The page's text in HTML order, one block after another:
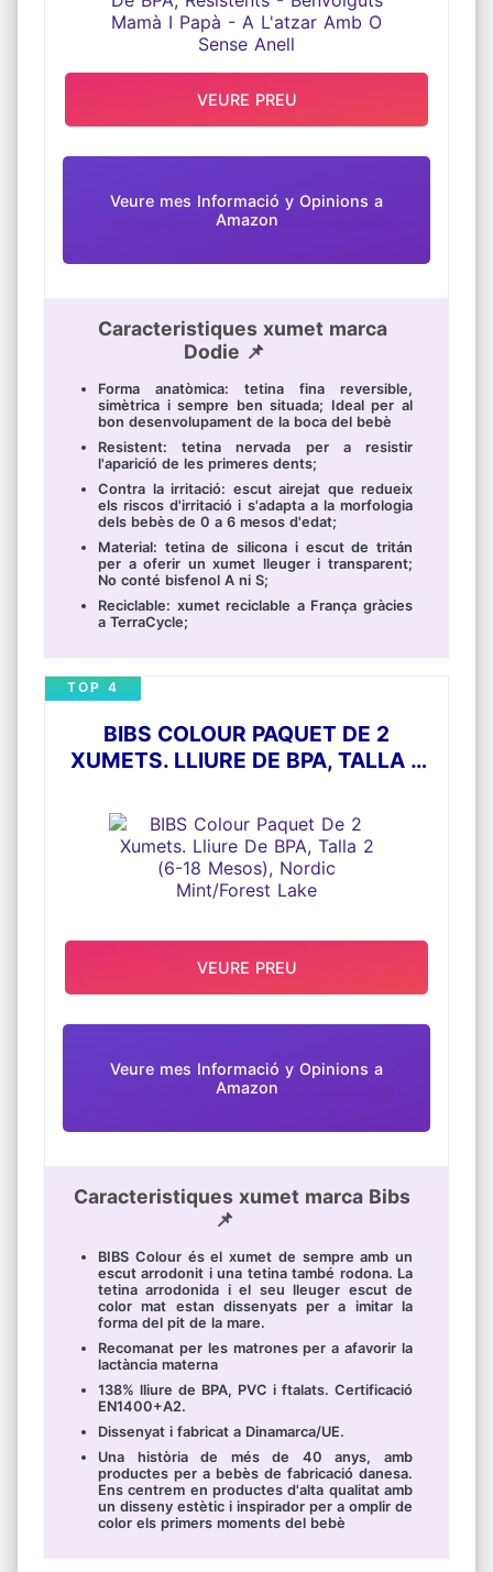
Veure mes Informació y Opinions a
Amazon
Caracteristiques xumet marca
Dodie 📌
Forma anatòmica: tetina fina reversible,
simètrica i sempre ben situada; Ideal per al
bon desenvolupament de la boca del bebè
Resistent: tetina nervada per a resistir
l'aparició de les primeres dents;
Contra la irritació: escut airejat que redueix
els riscos d'irritació i s'adapta a la morfologia
dels bebès de 0 a 6 mesos d'edat;
Material: tetina de silicona i escut de tritán
per a oferir un xumet lleuger i transparent;
No conté bisfenol A ni S;
Reciclable: xumet reciclable a França gràcies
a TerraCycle;
VEURE PREU
BIBS COLOUR PAQUET DE 2
XUMETS. LLIURE DE BPA, TALLA 2
MINT/FOREST LAKE
TOP 4
Veure mes Informació y Opinions a
Amazon
Caracteristiques xumet marca Bibs
📌
BIBS Colour és el xumet de sempre amb un
escut arrodonit i una tetina també rodona. La
tetina arrodonida i el seu lleuger escut de
color mat estan dissenyats per a imitar la
forma del pit de la mare.
Recomanat per les matrones per a afavorir la
lactància materna
138% lliure de BPA, PVC i ftalats. Certificació
EN1400+A2.
Dissenyat i fabricat a Dinamarca/UE.
Una història de més de 40 anys, amb
productes per a bebès de fabricació danesa.
Ens centrem en productes d'alta qualitat amb
un disseny estètic i inspirador per a omplir de
color els primers moments del bebè
VEURE PREU